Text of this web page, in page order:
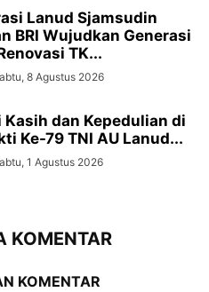
Lanud Sjamsudin
BRI Wujudkan Generasi
TK...
8 Agustus 2026
Kasih dan Kepedulian di
Ke-79 TNI AU Lanud...
1 Agustus 2026
KOMENTAR
KOMENTAR